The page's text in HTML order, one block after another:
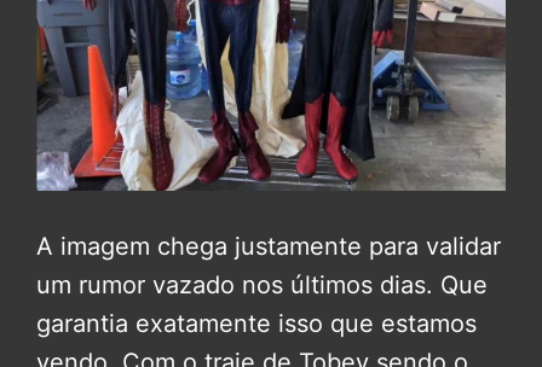
A imagem chega justamente para validar
um rumor vazado nos últimos dias. Que
garantia exatamente isso que estamos